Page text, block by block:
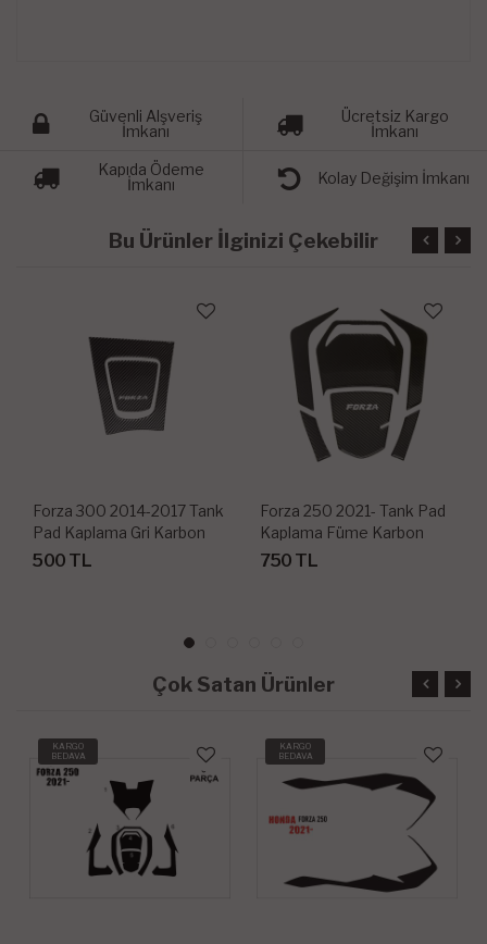
Güvenli Alşveriş
İmkanı
Ücretsiz Kargo
İmkanı
Kapıda Ödeme
İmkanı
Kolay Değişim İmkanı
Bu Ürünler İlginizi Çekebilir
Forza 300 2014-2017 Tank
Pad Kaplama Gri Karbon
500 TL
Forza 250 2021- Tank Pad
Kaplama Füme Karbon
750 TL
Çok Satan Ürünler
KARGO
BEDAVA
KARGO
BEDAVA